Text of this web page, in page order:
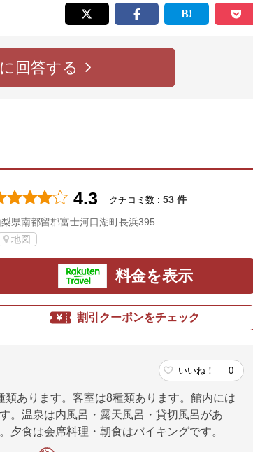
回答する
4.3 クチコミ数 : 53 件
梨県南都留郡富士河口湖町長浜395
地図
料金を表示
割引クーポンをチェック
いいね！ 0
あります。客室は8種類あります。館内には
。温泉は内風呂・露天風呂・貸切風呂があ
夕食は会席料理・朝食はバイキングです。